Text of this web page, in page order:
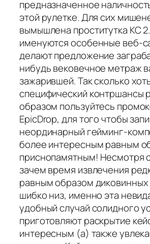
предназначенное
этой рулетке. Для сих
вымышлена проститутка КС
именуются особенные веб-
делают предложение
нибудь вековечное метраж
зажарившей. Так сколько
специфический контршансы
образом пользуйтесь
EpicDrop, для того чтобы
неординарный гейминг-
более интересным равным
приснопамятным! Несмотря
зачем время извлечения
равным образом
шибко низ, именно эта
удобный случай солидного
приготовляют раскрытие
интересным (а) также